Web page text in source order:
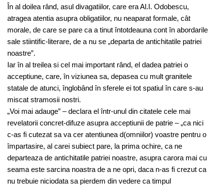
În al doilea rând, asul divagatiilor, care era Al.I. Odobescu,
atragea atentia asupra obligatiilor, nu neaparat formale, cât
morale, de care se pare ca a tinut întotdeauna cont în abordarile
sale stiintific-literare, de a nu se „departa de antichitatile patriei
noastre”.
Iar în al treilea si cel mai important rând, el dadea patriei o
acceptiune, care, în viziunea sa, depasea cu mult granitele
statale de atunci, înglobând în sferele ei tot spatiul în care s-au
miscat stramosii nostri.
„Voi mai adauge” – declara el într-unul din citatele cele mai
revelatorii concret-difuze asupra acceptiunii de patrie – „ca nici
c-as fi cutezat sa va cer atentiunea d(omniilor) voastre pentru o
împartasire, al carei subiect pare, la prima ochire, ca ne
departeaza de antichitatile patriei noastre, asupra carora mai cu
seama este sarcina noastra de a ne opri, daca n-as fi crezut ca
nu trebuie niciodata sa pierdem din vedere ca timpul